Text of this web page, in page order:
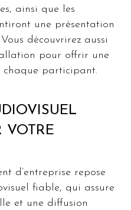
ainsi que les
une présentation
découvrirez aussi
pour offrir une
chaque participant.
VOTRE
d’entreprise repose
fiable, qui assure
et une diffusion